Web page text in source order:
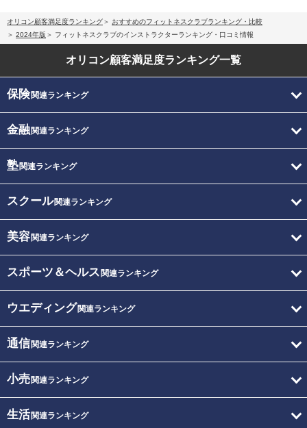
オリコン顧客満足度ランキング
おすすめのフィットネスクラブランキング・比較
2024年版
フィットネスクラブのインストラクターランキング・口コミ情報
オリコン顧客満足度ランキング一覧
保険関連ランキング
金融関連ランキング
塾関連ランキング
スクール関連ランキング
美容関連ランキング
スポーツ＆ヘルス 関連ランキング
ウエディング関連ランキング
通信関連ランキング
小売関連ランキング
生活関連ランキング